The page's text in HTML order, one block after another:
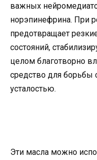
важных
норэпинефрина. При
предотвращает
состояний,
целом благотворно
средство для борьбы
усталостью.
Эти масла можно